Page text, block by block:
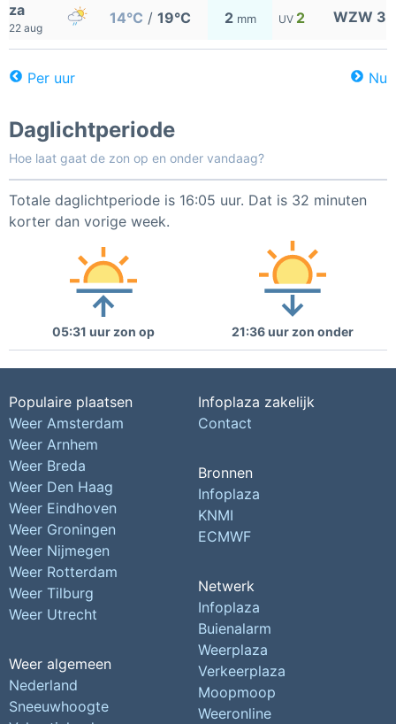
za
22 aug
14°C / 19°C 2 mm UV 2 WZW 3
Per uur Nu
Daglichtperiode
Hoe laat gaat de zon op en onder vandaag?
Totale daglichtperiode is 16:05 uur. Dat is 32 minuten
korter dan vorige week.
05:31 uur zon op 21:36 uur zon onder
Populaire plaatsen
Weer Amsterdam
Weer Arnhem
Weer Breda
Weer Den Haag
Weer Eindhoven
Weer Groningen
Weer Nijmegen
Weer Rotterdam
Weer Tilburg
Weer Utrecht
Weer algemeen
Nederland
Sneeuwhoogte
Infoplaza zakelijk
Contact
Bronnen
Infoplaza
KNMI
ECMWF
Netwerk
Infoplaza
Buienalarm
Weerplaza
Verkeerplaza
Moopmoop
Weeronline